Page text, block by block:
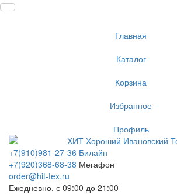
Главная
Каталог
Корзина
Избранное
Профиль
+7(910)981-27-36 Билайн
+7(920)368-68-38 Мегафон
order@hit-tex.ru
Ежедневно, с 09:00 до 21:00